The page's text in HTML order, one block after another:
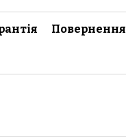
Повернення